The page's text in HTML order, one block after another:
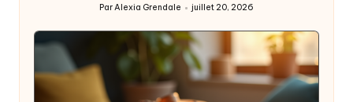
ParAlexia Grendale juillet 20, 2026